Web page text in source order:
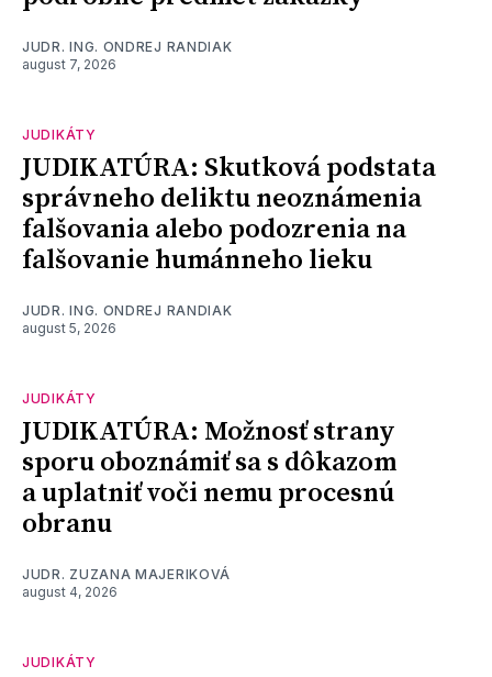
JUDR. ING. ONDREJ RANDIAK
august 7, 2026
JUDIKÁTY
JUDIKATÚRA: Skutková podstata
správneho deliktu neoznámenia
falšovania alebo podozrenia na
falšovanie humánneho lieku
JUDR. ING. ONDREJ RANDIAK
august 5, 2026
JUDIKÁTY
JUDIKATÚRA: Možnosť strany
sporu oboznámiť sa s dôkazom
a uplatniť voči nemu procesnú
obranu
JUDR. ZUZANA MAJERIKOVÁ
august 4, 2026
JUDIKÁTY